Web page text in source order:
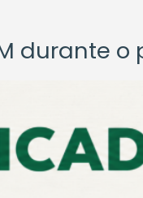
durante o